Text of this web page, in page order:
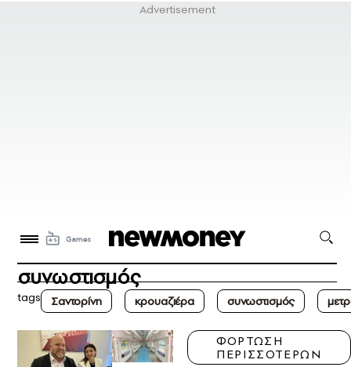
συνωστισμός
tags Σαντορίνη κρουαζιέρα συνωστισμός
ΦΟΡΤΩΣΗ
ΠΕΡΙΣΣΟΤΕΡΩΝ